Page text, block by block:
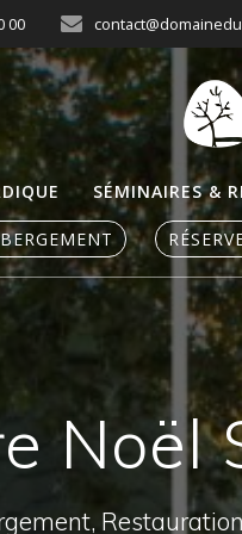
00
SÉMINAIRES &
Noël